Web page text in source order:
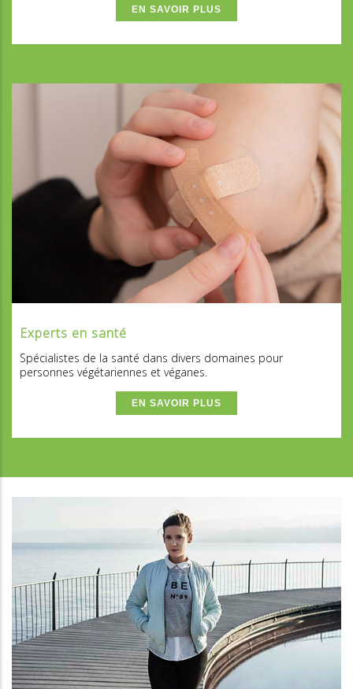
EN SAVOIR PLUS
Experts en santé
Spécialistes de la santé dans divers domaines pour
personnes végétariennes et véganes.
EN SAVOIR PLUS